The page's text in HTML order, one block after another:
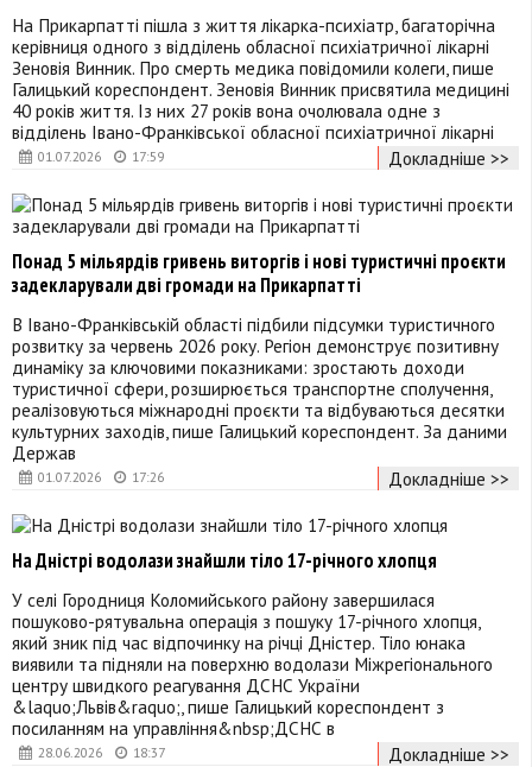
01.07.2026 17:59
На Прикарпатті пішла з життя лікарка-психіатр, багаторічна
керівниця одного з відділень обласної психіатричної лікарні
Зеновія Винник. Про смерть медика повідомили колеги, пише
Галицький кореспондент. Зеновія Винник присвятила медицині
40 років життя. Із них 27 років вона очолювала одне з
відділень Івано-Франківської обласної психіатричної лікарні
Докладніше >>
01.07.2026 17:26
Понад 5 мільярдів гривень виторгів і нові туристичні проєкти
задекларували дві громади на Прикарпатті
В Івано-Франківській області підбили підсумки туристичного
розвитку за червень 2026 року. Регіон демонструє позитивну
динаміку за ключовими показниками: зростають доходи
туристичної сфери, розширюється транспортне сполучення,
реалізовуються міжнародні проєкти та відбуваються десятки
культурних заходів, пише Галицький кореспондент. За даними
Держав
Докладніше >>
28.06.2026 18:37
На Дністрі водолази знайшли тіло 17-річного хлопця
У селі Городниця Коломийського району завершилася
пошуково-рятувальна операція з пошуку 17-річного хлопця,
який зник під час відпочинку на річці Дністер. Тіло юнака
виявили та підняли на поверхню водолази Міжрегіонального
центру швидкого реагування ДСНС України
&laquo;Львів&raquo;, пише Галицький кореспондент з
посиланням на управління&nbsp;ДСНС в
Докладніше >>